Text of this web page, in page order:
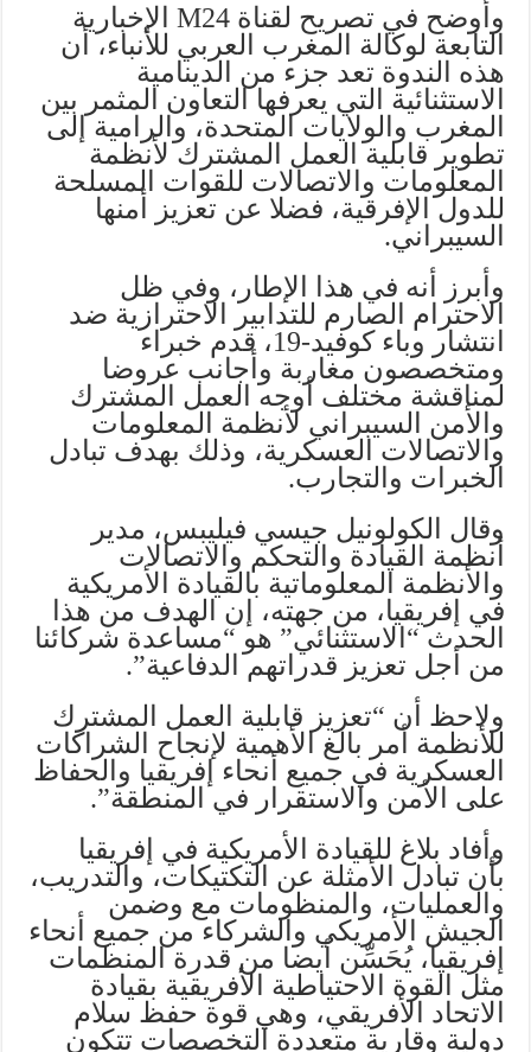
وأوضح في تصريح لقناة M24 الإخبارية
التابعة لوكالة المغرب العربي للأنباء، أن
هذه الندوة تعد جزء من الدينامية
الاستثنائية التي يعرفها التعاون المثمر بين
المغرب والولايات المتحدة، والرامية إلى
تطوير قابلية العمل المشترك لأنظمة
المعلومات والاتصالات للقوات المسلحة
للدول الإفرقية، فضلا عن تعزيز أمنها
السيبراني.
وأبرز أنه في هذا الإطار، وفي ظل
الاحترام الصارم للتدابير الاحترازية ضد
انتشار وباء كوفيد-19، قدم خبراء
ومتخصصون مغاربة وأجانب عروضا
لمناقشة مختلف أوجه العمل المشترك
والأمن السيبراني لأنظمة المعلومات
والاتصالات العسكرية، وذلك بهدف تبادل
الخبرات والتجارب.
وقال الكولونيل جيسي فيليبس، مدير
أنظمة القيادة والتحكم والاتصالات
والأنظمة المعلوماتية بالقيادة الأمريكية
في إفريقيا، من جهته، إن الهدف من هذا
الحدث “الاستثنائي” هو “مساعدة شركائنا
من أجل تعزيز قدراتهم الدفاعية”.
ولاحظ أن “تعزيز قابلية العمل المشترك
للأنظمة أمر بالغ الأهمية لإنجاح الشراكات
العسكرية في جميع أنحاء إفريقيا والحفاظ
على الأمن والاستقرار في المنطقة”.
وأفاد بلاغ للقيادة الأمريكية في إفريقيا
بأن تبادل الأمثلة عن التكتيكات، والتدريب،
والعمليات، والمنظومات مع وضمن
الجيش الأمريكي والشركاء من جميع أنحاء
إفريقيا، يُحَسِّن أيضا من قدرة المنظمات
مثل القوة الاحتياطية الأفريقية بقيادة
الاتحاد الأفريقي، وهي قوة حفظ سلام
دولية وقارية متعددة التخصصات تتكون